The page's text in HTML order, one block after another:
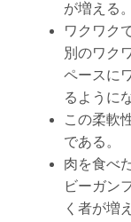
が増える。
ワクワク
別のワク
ペースに
るように
この柔軟
である。
肉を食べ
ビーガン
く者が増